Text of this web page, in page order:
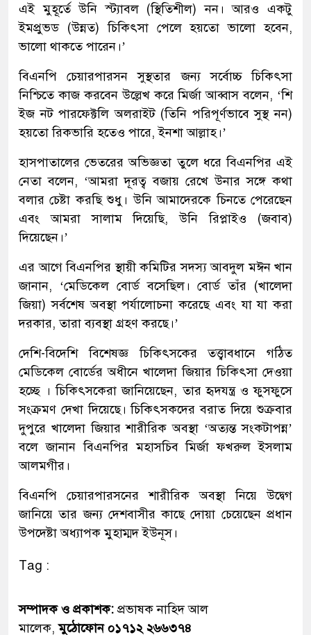
এই মুহূর্তে উনি স্ট্যাবল (স্থিতিশীল) নন। আরও একটু
ইমপ্রুভড (উন্নত) চিকিৎসা পেলে হয়তো ভালো হবেন,
ভালো থাকতে পারেন।’
বিএনপি চেয়ারপারসন সুস্থতার জন্য সর্বোচ্চ চিকিৎসা
নিশ্চিতে কাজ করবেন উল্লেখ করে মির্জা আব্বাস বলেন, ‘শি
ইজ নট পারফেক্টলি অলরাইট (তিনি পরিপূর্ণভাবে সুস্থ নন)
হয়তো রিকভারি হতেও পারে, ইনশা আল্লাহ।’
হাসপাতালের ভেতরের অভিজ্ঞতা তুলে ধরে বিএনপির এই
নেতা বলেন, ‘আমরা দূরত্ব বজায় রেখে উনার সঙ্গে কথা
বলার চেষ্টা করছি শুধু। উনি আমাদেরকে চিনতে পেরেছেন
এবং আমরা সালাম দিয়েছি, উনি রিপ্লাইও (জবাব)
দিয়েছেন।’
এর আগে বিএনপির স্থায়ী কমিটির সদস্য আবদুল মঈন খান
জানান, ‘মেডিকেল বোর্ড বসেছিল। বোর্ড তাঁর (খালেদা
জিয়া) সর্বশেষ অবস্থা পর্যালোচনা করেছে এবং যা যা করা
দরকার, তারা ব্যবস্থা গ্রহণ করছে।’
দেশি-বিদেশি বিশেষজ্ঞ চিকিৎসকের তত্ত্বাবধানে গঠিত
মেডিকেল বোর্ডের অধীনে খালেদা জিয়ার চিকিৎসা দেওয়া
হচ্ছে । চিকিৎসকেরা জানিয়েছেন, তার হৃদযন্ত্র ও ফুসফুসে
সংক্রমণ দেখা দিয়েছে। চিকিৎসকদের বরাত দিয়ে শুক্রবার
দুপুরে খালেদা জিয়ার শারীরিক অবস্থা ‘অত্যন্ত সংকটাপন্ন’
বলে জানান বিএনপির মহাসচিব মির্জা ফখরুল ইসলাম
আলমগীর।
বিএনপি চেয়ারপারসনের শারীরিক অবস্থা নিয়ে উদ্বেগ
জানিয়ে তার জন্য দেশবাসীর কাছে দোয়া চেয়েছেন প্রধান
উপদেষ্টা অধ্যাপক মুহাম্মদ ইউনূস।
Tag :
সম্পাদক ও প্রকাশক: প্রভাষক নাহিদ আল
মালেক,মুঠোফোন ০১৭১২ ২৬৬৩৭৪